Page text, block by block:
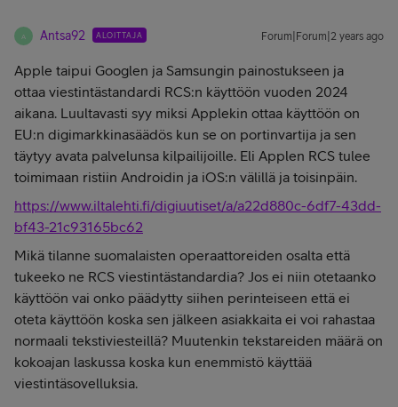
A Antsa92 ALOITTAJA Forum|Forum|2 years ago
Apple taipui Googlen ja Samsungin painostukseen ja
ottaa viestintästandardi RCS:n käyttöön vuoden 2024
aikana. Luultavasti syy miksi Applekin ottaa käyttöön on
EU:n digimarkkinasäädös kun se on portinvartija ja sen
täytyy avata palvelunsa kilpailijoille. Eli Applen RCS tulee
toimimaan ristiin Androidin ja iOS:n välillä ja toisinpäin.
https://www.iltalehti.fi/digiuutiset/a/a22d880c-6df7-43dd-
bf43-21c93165bc62
Mikä tilanne suomalaisten operaattoreiden osalta että
tukeeko ne RCS viestintästandardia? Jos ei niin otetaanko
käyttöön vai onko päädytty siihen perinteiseen että ei
oteta käyttöön koska sen jälkeen asiakkaita ei voi rahastaa
normaali tekstiviesteillä? Muutenkin tekstareiden määrä on
kokoajan laskussa koska kun enemmistö käyttää
viestintäsovelluksia.